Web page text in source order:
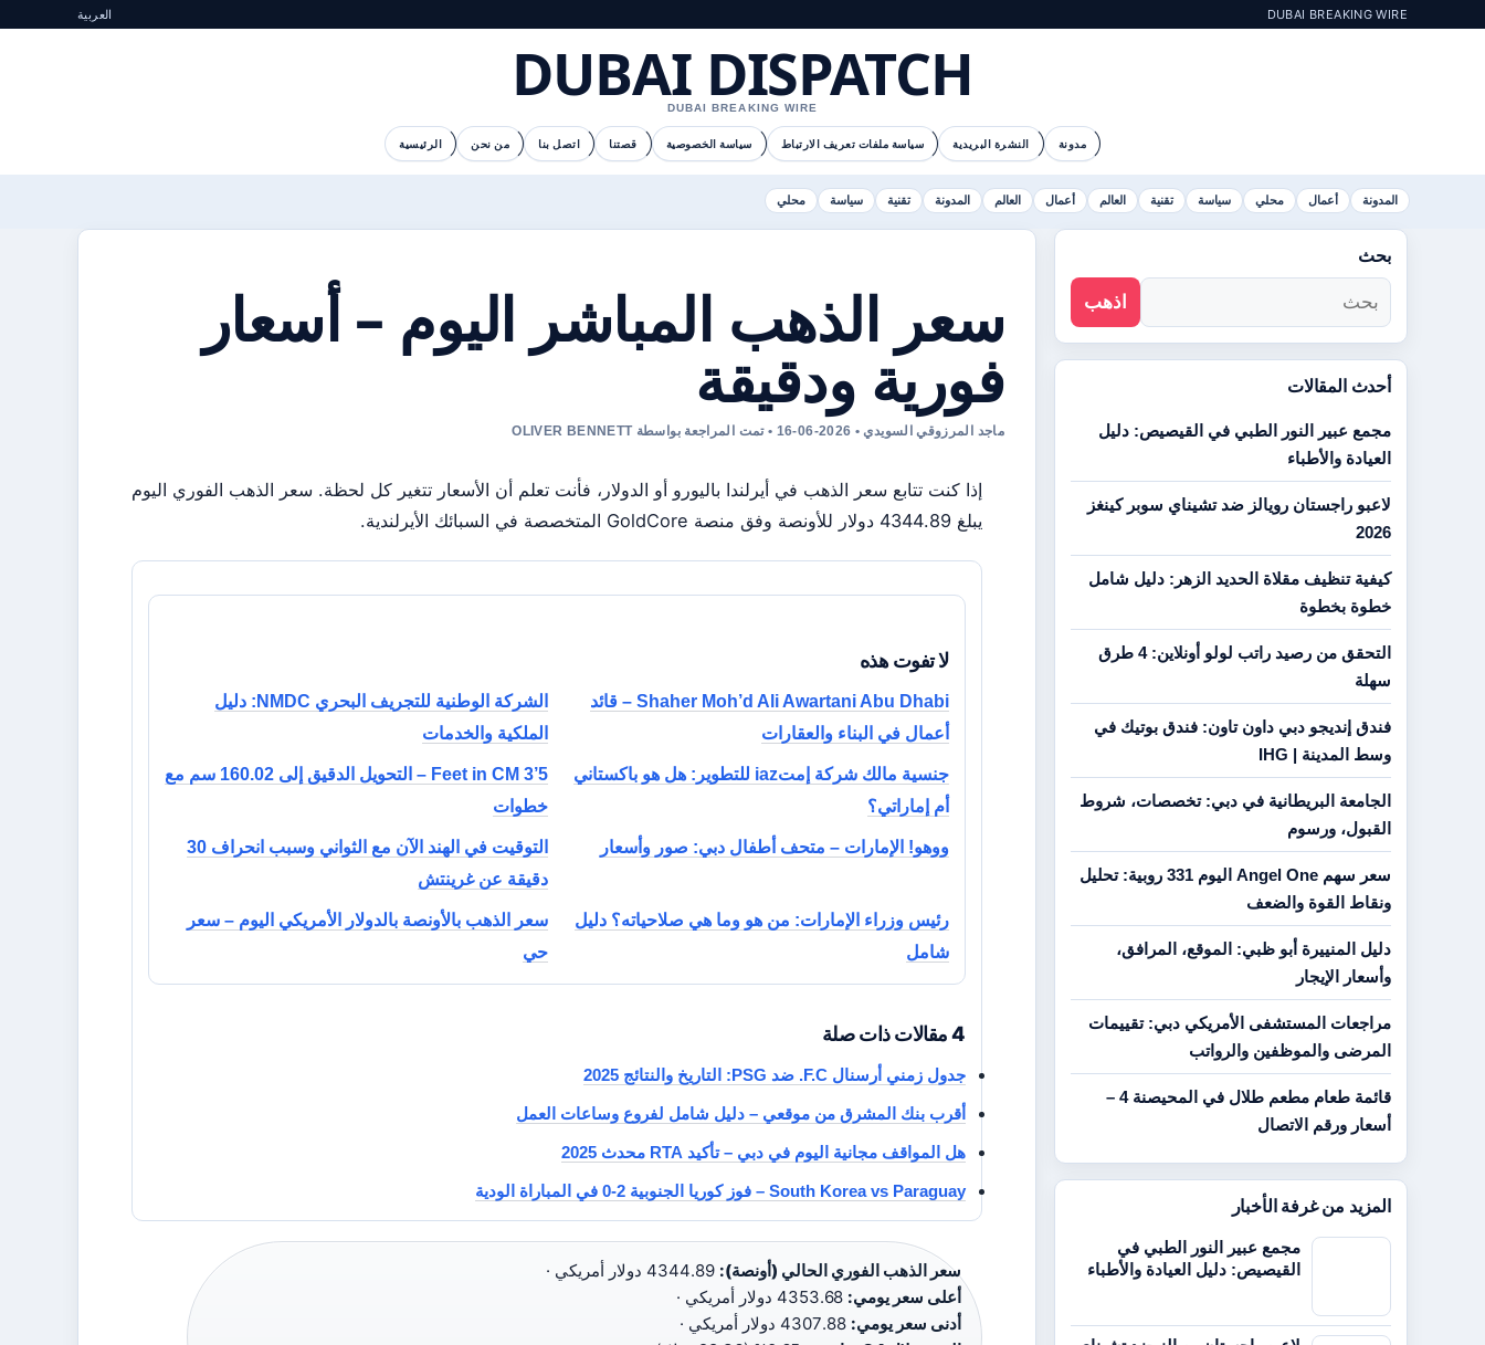
DUBAI BREAKING WIRE العربية
DUBAI DISPATCH
DUBAI BREAKING WIRE
الرئيسية من نحن اتصل بنا قصتنا سياسة الخصوصية سياسة ملفات تعريف الارتباط النشرة البريدية مدونة
المدونة أعمال محلي سياسة تقنية العالم أعمال العالم المدونة تقنية سياسة محلي
سعر الذهب المباشر اليوم – أسعار
فورية ودقيقة
ماجد المرزوقي السويدي • 2026-06-16 • تمت المراجعة بواسطة OLIVER BENNETT
إذا كنت تتابع سعر الذهب في أيرلندا باليورو أو الدولار، فأنت تعلم أن الأسعار تتغير كل لحظة. سعر الذهب الفوري اليوم
يبلغ 4344.89 دولار للأونصة وفق منصة GoldCore المتخصصة في السبائك الأيرلندية.
لا تفوت هذه
Shaher Moh’d Ali Awartani Abu Dhabi – قائد
أعمال في البناء والعقارات
الشركة الوطنية للتجريف البحري NMDC: دليل
الملكية والخدمات
جنسية مالك شركة إمتiaz للتطوير: هل هو باكستاني
أم إماراتي؟
5’3 Feet in CM – التحويل الدقيق إلى 160.02 سم مع
خطوات
ووهو! الإمارات – متحف أطفال دبي: صور وأسعار
التوقيت في الهند الآن مع الثواني وسبب انحراف 30
دقيقة عن غرينتش
رئيس وزراء الإمارات: من هو وما هي صلاحياته؟ دليل
شامل
سعر الذهب بالأونصة بالدولار الأمريكي اليوم – سعر
حي
4 مقالات ذات صلة
جدول زمني أرسنال F.C. ضد PSG: التاريخ والنتائج 2025
أقرب بنك المشرق من موقعي – دليل شامل لفروع وساعات العمل
هل المواقف مجانية اليوم في دبي – تأكيد RTA محدث 2025
South Korea vs Paraguay – فوز كوريا الجنوبية 2-0 في المباراة الودية
سعر الذهب الفوري الحالي (أونصة):
أعلى سعر يومي:
أدنى سعر يومي:
بحث
اذهب
أحدث المقالات
مجمع عبير النور الطبي في القيصيص: دليل
العيادة والأطباء
لاعبو راجستان رويالز ضد تشيناي سوبر كينغز
2026
كيفية تنظيف مقلاة الحديد الزهر: دليل شامل
خطوة بخطوة
التحقق من رصيد راتب لولو أونلاين: 4 طرق
سهلة
فندق إنديجو دبي داون تاون: فندق بوتيك في
وسط المدينة | IHG
الجامعة البريطانية في دبي: تخصصات، شروط
القبول، ورسوم
سعر سهم Angel One اليوم 331 روبية: تحليل
ونقاط القوة والضعف
دليل المنييرة أبو ظبي: الموقع، المرافق،
وأسعار الإيجار
مراجعات المستشفى الأمريكي دبي: تقييمات
المرضى والموظفين والرواتب
قائمة طعام مطعم طلال في المحيصنة 4 –
أسعار ورقم الاتصال
المزيد من غرفة الأخبار
مجمع عبير النور الطبي في
القيصيص: دليل العيادة والأطباء